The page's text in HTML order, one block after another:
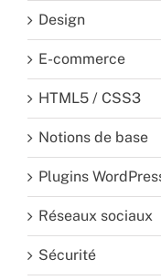
Design
E-commerce
HTML5 / CSS3
Notions de base
Plugins
Réseaux sociaux
Sécurité